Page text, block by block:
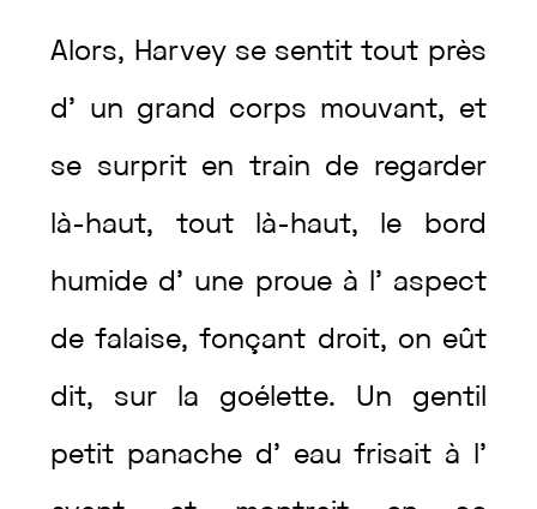
Alors, Harvey se sentittout près
d’ un grand corps mouvant, et
se surprit en train de regarder
là-haut, tout là-haut, le bord
humide d’ une proue à l’ aspect
defalaise,fonçant droit, on eût
dit, sur la goélette. Un gentil
petit panache d’ eaufrisait à l’